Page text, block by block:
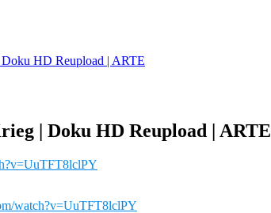
HD Reupload | ARTE
| Doku HD Reupload | ARTE
watch?v=UuTFT8lclPY